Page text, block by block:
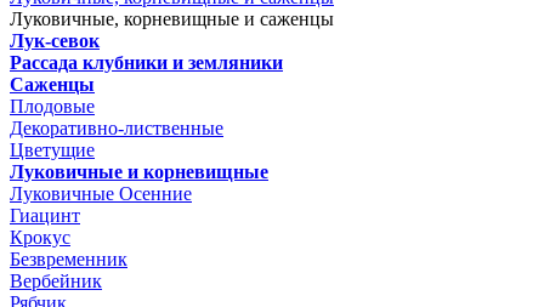
Луковичные, корневищные и саженцы
Лук-севок
Рассада клубники и земляники
Саженцы
Плодовые
Декоративно-лиственные
Цветущие
Луковичные и корневищные
Луковичные Осенние
Гиацинт
Крокус
Безвременник
Вербейник
Рябчик